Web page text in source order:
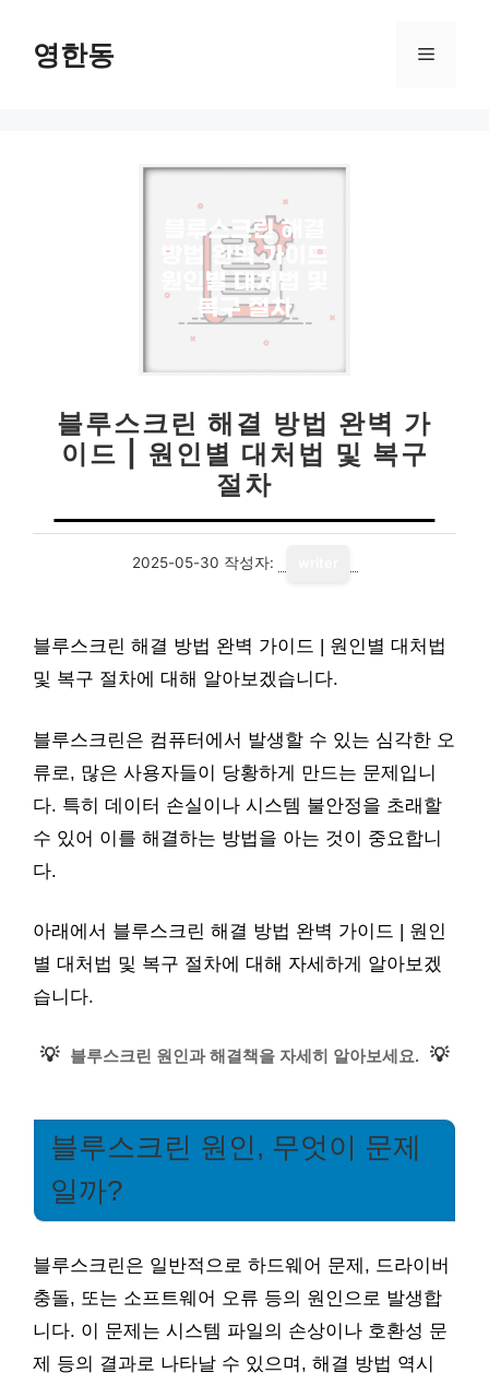
영한동 메
블루스크린 해결 방법 완벽 가
이드 | 원인별 대처법 및 복구
절차
2025-05-30 작성자:
블루스크린 해결 방법 완벽 가이드 | 원인별 대처법
및 복구 절차에 대해 알아보겠습니다.
블루스크린은 컴퓨터에서 발생할 수 있는 심각한 오
류로, 많은 사용자들이 당황하게 만드는 문제입니
다. 특히 데이터 손실이나 시스템 불안정을 초래할
수 있어 이를 해결하는 방법을 아는 것이 중요합니
다.
아래에서 블루스크린 해결 방법 완벽 가이드 | 원인
별 대처법 및 복구 절차에 대해 자세하게 알아보겠
습니다.
💡 블루스크린 원인과 해결책을 자세히 알아보세요. 💡
블루스크린 원인, 무엇이 문제
일까?
블루스크린은 일반적으로 하드웨어 문제, 드라이버
충돌, 또는 소프트웨어 오류 등의 원인으로 발생합
니다. 이 문제는 시스템 파일의 손상이나 호환성 문
제 등의 결과로 나타날 수 있으며, 해결 방법 역시